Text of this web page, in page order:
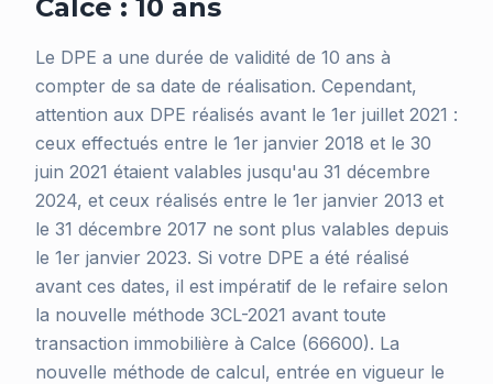
Calce : 10 ans
Le DPE a une durée de validité de 10 ans à
compter de sa date de réalisation. Cependant,
attention aux DPE réalisés avant le 1er juillet 2021 :
ceux effectués entre le 1er janvier 2018 et le 30
juin 2021 étaient valables jusqu'au 31 décembre
2024, et ceux réalisés entre le 1er janvier 2013 et
le 31 décembre 2017 ne sont plus valables depuis
le 1er janvier 2023. Si votre DPE a été réalisé
avant ces dates, il est impératif de le refaire selon
la nouvelle méthode 3CL-2021 avant toute
transaction immobilière à Calce (66600). La
nouvelle méthode de calcul, entrée en vigueur le